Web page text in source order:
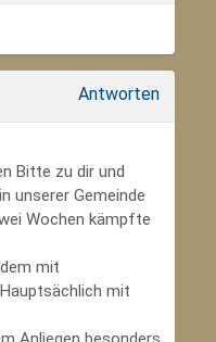
Antworten
Bitte zu dir und
unserer Gemeinde
Wochen kämpfte
mit
mit